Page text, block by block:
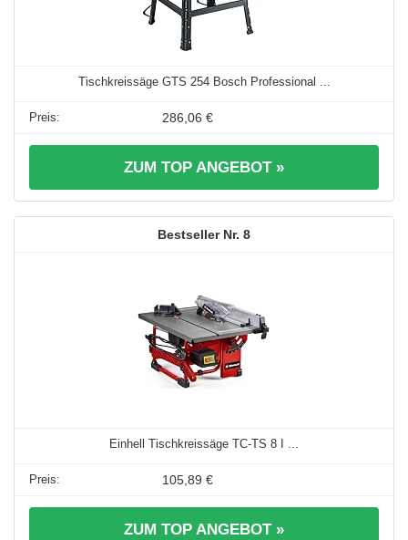
Tischkreissäge GTS 254 Bosch Professional ...
286,06 €
ZUM TOP ANGEBOT »
8
Einhell Tischkreissäge TC-TS 8 I ...
105,89 €
ZUM TOP ANGEBOT »